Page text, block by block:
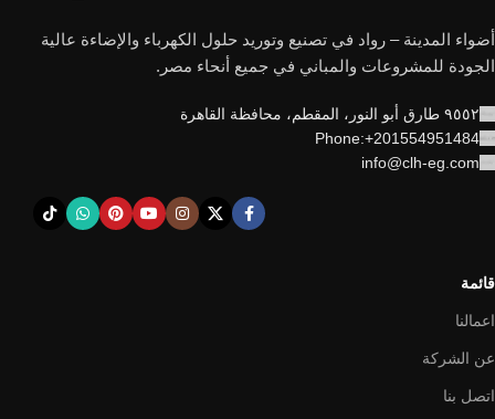
أضواء المدينة – رواد في تصنيع وتوريد حلول الكهرباء والإضاءة عالية
الجودة للمشروعات والمباني في جميع أنحاء مصر.
٩٥٥٢ طارق أبو النور، المقطم، محافظة القاهرة
Phone:+201554951484
info@clh-eg.com
قائمة
اعمالنا
عن الشركة
اتصل بنا